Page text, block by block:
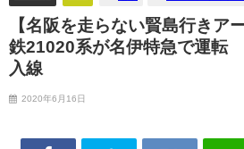
【名阪を走らない賢島行きア
鉄21020系が名伊特急で運転
入線
2020年6月16日